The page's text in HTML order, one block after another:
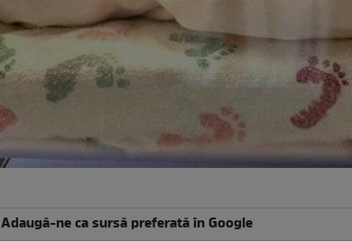
Adaugă-ne ca sursă preferată în Google